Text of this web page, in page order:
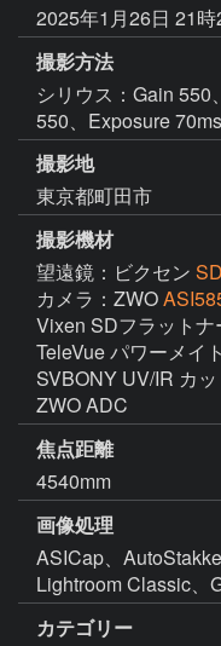
2025年1月26日 21
撮影方法
シリウス：Gain
550、Exposure 70ms
撮影地
東京都町田市
撮影機材
望遠鏡：ビクセン
カメラ：ZWO
Vixen SDフラットナ
TeleVue パワーメイ
SVBONY UV/IR カ
ZWO ADC
焦点距離
4540mm
画像処理
ASICap、
Lightroom Classic、
カテゴリー